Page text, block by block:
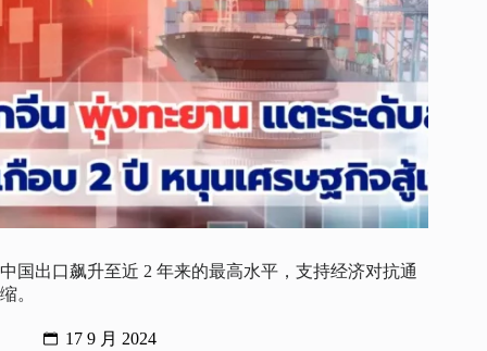
中国出口飙升至近 2 年来的最高水平，支持经济对抗通
缩。
17 9 月 2024